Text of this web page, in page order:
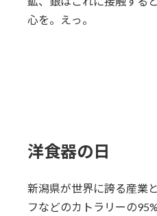
心を。えっ。
洋食器の日
新潟県が世界に誇る産業
フなどのカトラリーの